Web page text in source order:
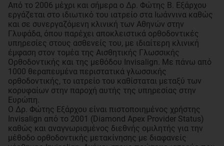
Από το 2006 μέχρι και σήμερα ο Δρ. Φώτης Β. Εξάρχου
εργάζεται στο ιδιωτικό του ιατρείο στα Ιωάννινα καθώς
και σε συνεργαζόμενη κλινική των Αθηνών στην
Γλυφάδα, όπου παρέχει αποκλειστικά ορθοδοντικές
υπηρεσίες στους ασθενείς του, με ιδιαίτερη κλινική
έμφαση στον τομέα της Αισθητικής Γλωσσικής
Ορθοδοντικής και της μεθόδου Invisalign. Με πάνω από
1000 θεραπευμένα περιστατικά γλωσσικής
ορθοδοντικής, το ιατρείο του καθίσταται μεταξύ των
κορυφαίων στην παροχή αυτής της υπηρεσίας στην
Ευρώπη.
O Δρ. Φώτης Εξάρχου είναι πιστοποιημένος χρήστης
Invisalign από το 2001 (Diamond Apex Provider Status)
καθώς και αναγνωρισμένος διεθνής ομιλητής για την
μέθοδο ορθοδοντικής μετακίνησης με διαφανείς